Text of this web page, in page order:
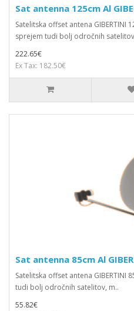
Sat antenna 125cm Al
Satelitska offset antena GIBERTINI
sprejem tudi bolj odročnih
222.65€
Ex Tax: 182.50€
Sat antenna 85cm Al
Satelitska offset antena
tudi bolj odročnih satelitov, m..
55.82€